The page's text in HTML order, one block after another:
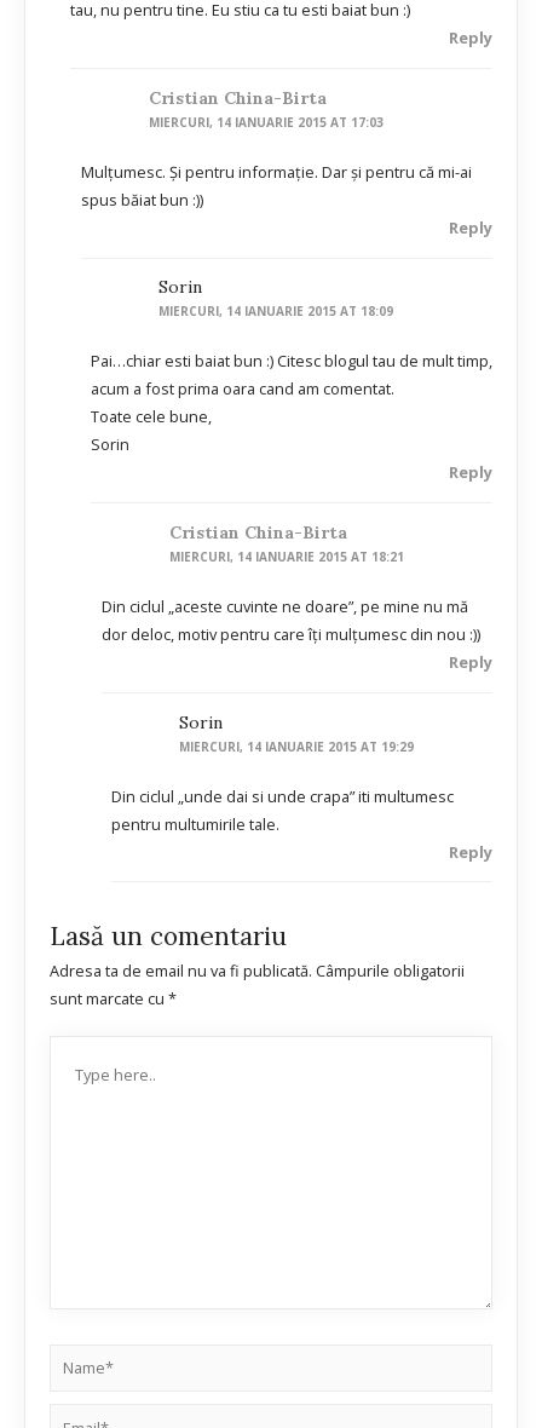
tau, nu pentru tine. Eu stiu ca tu esti baiat bun :)
Reply
Cristian China-Birta
MIERCURI, 14 IANUARIE 2015 AT 17:03
Mulţumesc. Şi pentru informaţie. Dar şi pentru că mi-ai
spus băiat bun :))
Reply
Sorin
MIERCURI, 14 IANUARIE 2015 AT 18:09
Pai…chiar esti baiat bun :) Citesc blogul tau de mult timp,
acum a fost prima oara cand am comentat.
Toate cele bune,
Sorin
Reply
Cristian China-Birta
MIERCURI, 14 IANUARIE 2015 AT 18:21
Din ciclul „aceste cuvinte ne doare”, pe mine nu mă
dor deloc, motiv pentru care îţi mulţumesc din nou :))
Reply
Sorin
MIERCURI, 14 IANUARIE 2015 AT 19:29
Din ciclul „unde dai si unde crapa” iti multumesc
pentru multumirile tale.
Reply
Lasă un comentariu
Adresa ta de email nu va fi publicată. Câmpurile obligatorii
sunt marcate cu *